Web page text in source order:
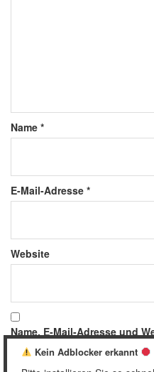
Name *
E-Mail-Adresse *
Website
Name, E-Mail-Adresse und
meinen nächsten Kommentar
Kein Adblocker erkannt